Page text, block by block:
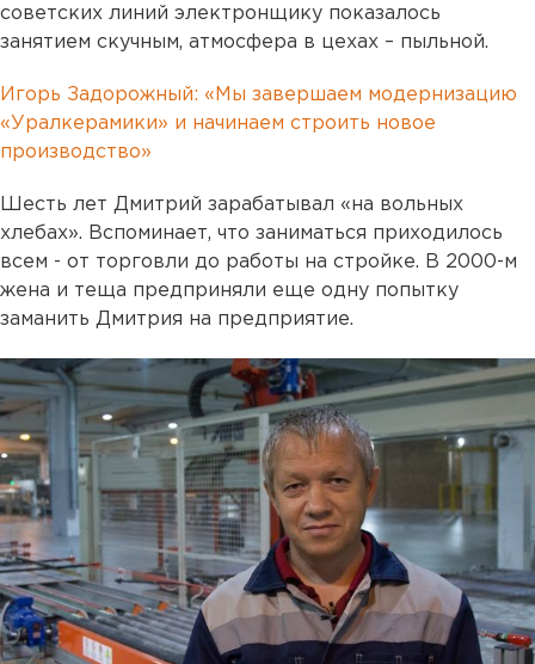
советских линий электронщику показалось
занятием скучным, атмосфера в цехах – пыльной.
Игорь Задорожный: «Мы завершаем модернизацию
«Уралкерамики» и начинаем строить новое
производство»
Шесть лет Дмитрий зарабатывал «на вольных
хлебах». Вспоминает, что заниматься приходилось
всем - от торговли до работы на стройке. В 2000-м
жена и теща предприняли еще одну попытку
заманить Дмитрия на предприятие.